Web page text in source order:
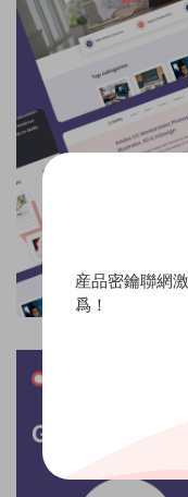
産品密鑰聯網
爲！